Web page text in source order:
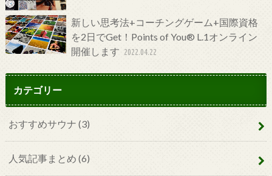
新しい思考法+コーチングゲーム+国際資格
を2日でGet！Points of You® L.1オンライン
開催します 2022.04.22
カテゴリー
おすすめサウナ (3)
人気記事まとめ (6)